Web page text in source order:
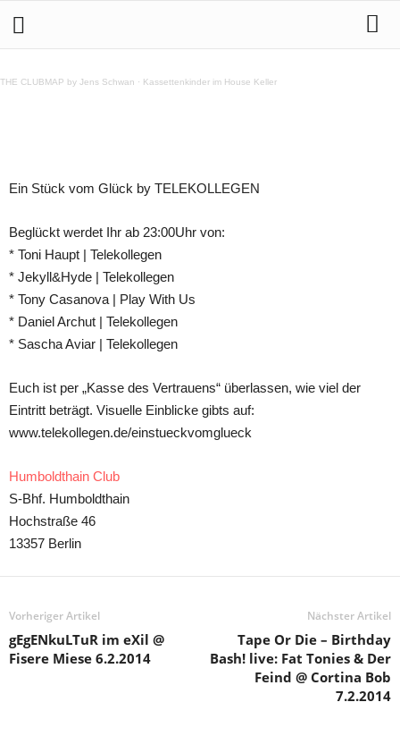
THE CLUBMAP by Jens Schwan · Kassettenkinder im House Keller
Ein Stück vom Glück by TELEKOLLEGEN im Exil @
Ein Stück vom Glück by TELEKOLLEGEN
Beglückt werdet Ihr ab 23:00Uhr von:
* Toni Haupt | Telekollegen
* Jekyll&Hyde | Telekollegen
* Tony Casanova | Play With Us
* Daniel Archut | Telekollegen
* Sascha Aviar | Telekollegen
Euch ist per „Kasse des Vertrauens“ überlassen, wie viel der
Eintritt beträgt. Visuelle Einblicke gibts auf:
www.telekollegen.de/einstueckvomglueck
Humboldthain Club
S-Bhf. Humboldthain
Hochstraße 46
13357 Berlin
Vorheriger Artikel
gEgENkuLTuR im eXil @
Fisere Miese 6.2.2014
Nächster Artikel
Tape Or Die – Birthday
Bash! live: Fat Tonies & Der
Feind @ Cortina Bob
7.2.2014